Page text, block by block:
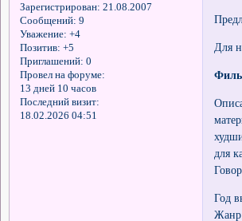
Зарегистрирован: 21.08.2007
Сообщений: 9
Уважение: +4
Позитив: +5
Приглашений: 0
Провел на форуме:
13 дней 10 часов
Последний визит:
18.02.2026 04:51
Для
для
Год